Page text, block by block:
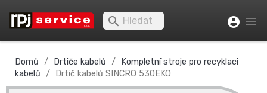
 account_circle 
Domů Drtiče kabelů
Kompletní stroje pro recyklaci
kabelů
Drtič kabelů SINCRO 530EKO